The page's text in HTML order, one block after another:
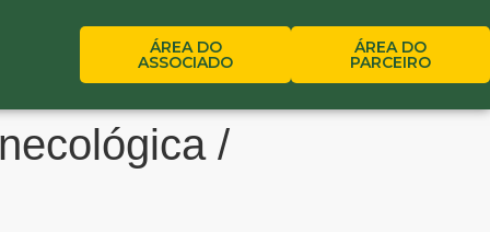
ÁREA DO
ASSOCIADO
ÁREA DO
PARCEIRO
/